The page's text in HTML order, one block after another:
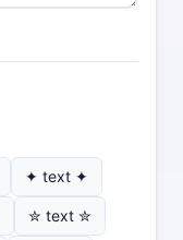
✦ text ✦
✮ text ✮